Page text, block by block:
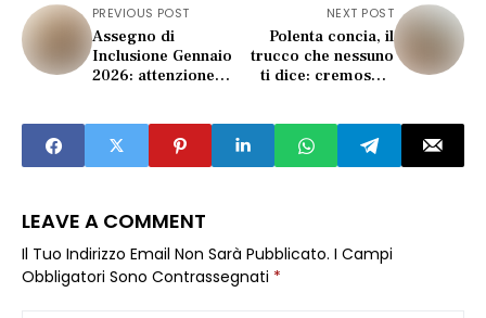
PREVIOUS POST
Assegno di
Inclusione Gennaio
2026: attenzione
NEXT POST
Polenta concia, il
trucco che nessuno
ti dice: cremosa o
LEAVE A COMMENT
Il Tuo Indirizzo Email Non Sarà Pubblicato. I Campi
Obbligatori Sono Contrassegnati *